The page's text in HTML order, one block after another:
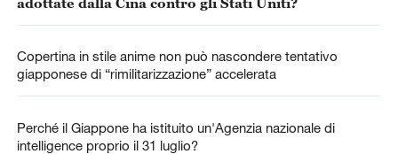
Copertina in stile anime non può nascondere tentativo
giapponese di “rimilitarizzazione” accelerata
Perché il Giappone ha istituito un'Agenzia nazionale di
intelligence proprio il 31 luglio?